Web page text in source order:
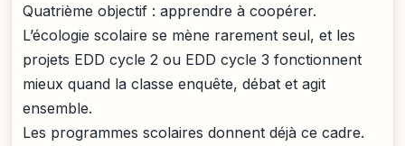
Quatrième objectif : apprendre à coopérer.
L’écologie scolaire se mène rarement seul, et les
projets EDD cycle 2 ou EDD cycle 3 fonctionnent
mieux quand la classe enquête, débat et agit
ensemble.
Les programmes scolaires donnent déjà ce cadre.